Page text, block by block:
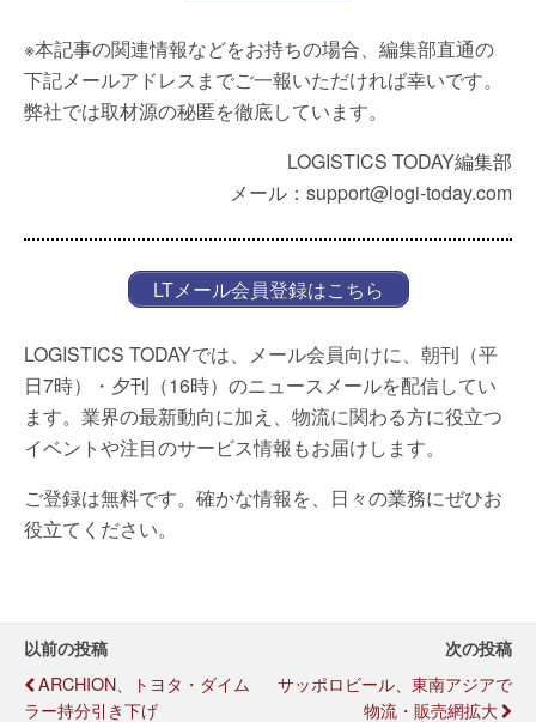
※本記事の関連情報などをお持ちの場合、編集部直通の
下記メールアドレスまでご一報いただければ幸いです。
弊社では取材源の秘匿を徹底しています。
LOGISTICS TODAY編集部
メール：support@logi-today.com
LTメール会員登録はこちら
LOGISTICS TODAYでは、メール会員向けに、朝刊（平
日7時）・夕刊（16時）のニュースメールを配信してい
ます。業界の最新動向に加え、物流に関わる方に役立つ
イベントや注目のサービス情報もお届けします。
ご登録は無料です。確かな情報を、日々の業務にぜひお
役立てください。
以前の投稿
ARCHION、トヨタ・ダイム
ラー持分引き下げ
次の投稿
サッポロビール、東南アジアで
物流・販売網拡大